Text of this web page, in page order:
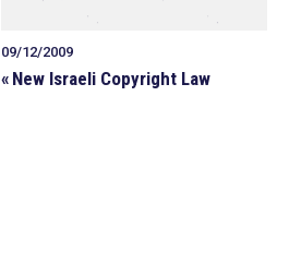
09/12/2009
« New Israeli Copyright Law